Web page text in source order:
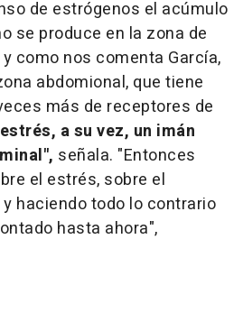
de estrógenos el acúmulo
se produce en la zona de
como nos comenta García,
abdomional, que tiene
más de receptores de
a su vez, un imán
señala. "Entonces
el estrés, sobre el
haciendo todo lo contrario
hasta ahora",